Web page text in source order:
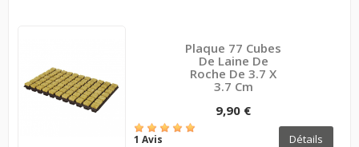
Plaque 77 Cubes
De Laine De
Roche De 3.7 X
3.7 Cm
9,90 €
1 Avis Détails